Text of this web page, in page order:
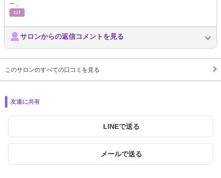
ー」
ｴｽﾃ
サロンからの返信コメントを見る
このサロンのすべての口コミを見る
友達に共有
LINEで送る
メールで送る